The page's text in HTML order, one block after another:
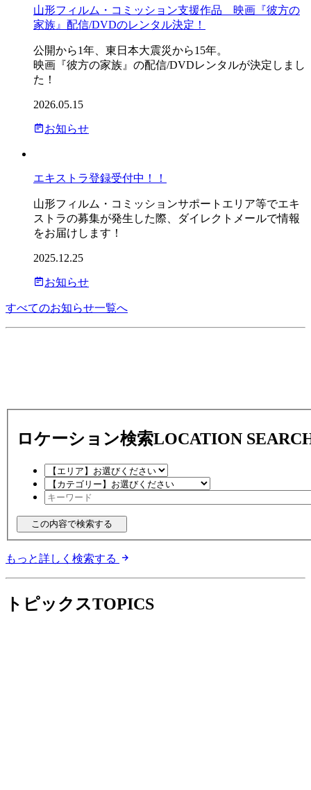
山形フィルム・コミッション支援作品 映画『彼方の
家族』配信/DVDのレンタル決定！
公開から1年、東日本大震災から15年。
映画『彼方の家族』の配信/DVDレンタルが決定しまし
た！
2026.05.15
お知らせ
エキストラ登録受付中！！
山形フィルム・コミッションサポートエリア等でエキ
ストラの募集が発生した際、ダイレクトメールで情報
をお届けします！
2025.12.25
お知らせ
すべてのお知らせ一覧へ
ロケーション検索LOCATION
もっと詳しく検索する
トピックスTOPICS